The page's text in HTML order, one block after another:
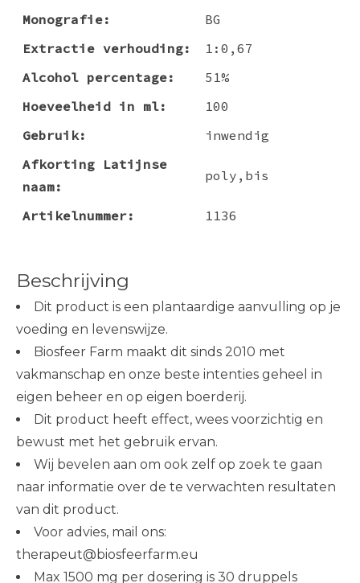
Monografie:
BG
Extractie verhouding:
1:0,67
Alcohol percentage:
51%
Hoeveelheid in ml:
100
Gebruik:
inwendig
Afkorting Latijnse
naam:
poly,bis
Artikelnummer: 1136
Beschrijving
Dit product is een plantaardige aanvulling op je
voeding en levenswijze.
Biosfeer Farm maakt dit sinds 2010 met
vakmanschap en onze beste intenties geheel in
eigen beheer en op eigen boerderij.
Dit product heeft effect, wees voorzichtig en
bewust met het gebruik ervan.
Wij bevelen aan om ook zelf op zoek te gaan
naar informatie over de te verwachten resultaten
van dit product.
Voor advies, mail ons:
therapeut@biosfeerfarm.eu
Max 1500 mg per dosering is 30 druppels